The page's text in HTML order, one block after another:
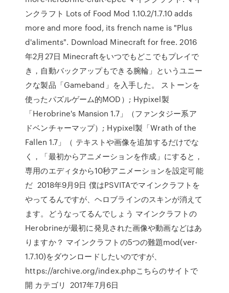
ンクラフト Lots of Food Mod 1.10.2/1.7.10 adds
more and more food, its french name is "Plus
d'aliments". Download Minecraft for free. 2016
年2月27日 Minecraftをいつでもどこでもプレイで
き，自動バックアップもできる腕輪」というユニー
クな製品「Gameband」を入手した。 ストーンを
使ったパズルゲーム的MOD）; Hypixel製
「Herobrine's Mansion 1.7」（ファンタジー系ア
ドベンチャーマップ）; Hypixel製「Wrath of the
Fallen 1.7」（ テキストや画像を追加するだけでな
く，「最初からアニメーションを作成」にすると，
専用のエディタから10秒アニメーションを設定可能
だ 2018年9月9日 僕はPSVITAでマインクラフトを
やってるんですが、ヘロブラインのスキンが消えて
ます。どうなってるんでしょう マインクラフトの
Herobrineが最初に発見された画像や動画などはあ
りますか？ マインクラフトの5つの難題mod(ver-
1.7.10)をダウンロードしたいのですが、
https://archive.org/index.phpこちらのサイトで
開 カテゴリ 2017年7月6日